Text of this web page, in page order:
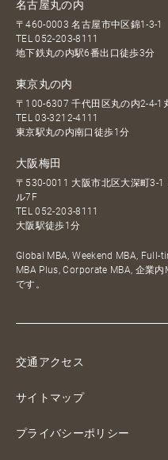
名古屋丸の内
〒460-0003 名古屋市中区錦1-3-1
TEL052-203-8111
地下鉄丸の内駅6番出口徒歩3分
東京丸の内
〒100-6307 千代田区丸の内2-4-1
TEL03-3212-4111
東京駅丸の内南口徒歩1分
大阪梅田
〒530-0011 大阪市北区大深町3-1
ル7F
TEL052-203-8111
大阪駅徒歩1分
Global MBA, Weekend MBA, Full-
MBA Plus, Corporate MBA, 企業
です。
交通アクセス
サイトマップ
プライバシーポリシー